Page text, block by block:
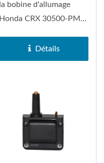
la bobine d'allumage
Honda CRX 30500-PM5-
Détails